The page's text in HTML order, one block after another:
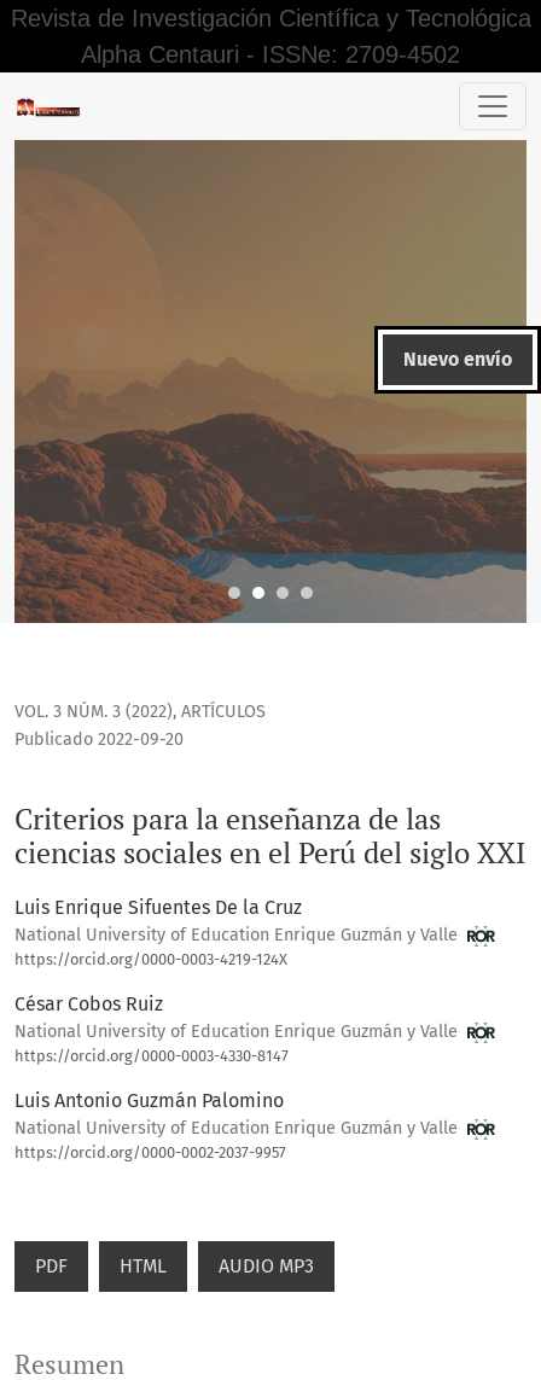
Revista de Investigación Científica y Tecnológica
Alpha Centauri - ISSNe: 2709-4502
Criterios para la enseñanza de las ciencias sociales en el
Nuevo envío
VOL. 3 NÚM. 3 (2022), ARTÍCULOS
Criterios para la enseñanza de las
ciencias sociales en el Perú del siglo XXI
Publicado 2022-09-20
Luis Enrique Sifuentes De la Cruz
National University of Education Enrique Guzmán y Valle
https://orcid.org/0000-0003-4219-124X
César Cobos Ruiz
National University of Education Enrique Guzmán y Valle
https://orcid.org/0000-0003-4330-8147
Luis Antonio Guzmán Palomino
National University of Education Enrique Guzmán y Valle
https://orcid.org/0000-0002-2037-9957
PDF HTML AUDIO MP3
Resumen